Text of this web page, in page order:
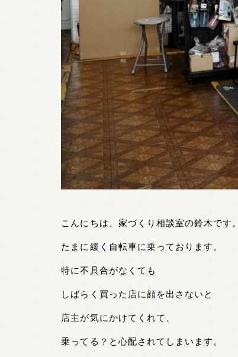
こんにちは、家づくり相談室の鈴木です。
たまに緩く自転車に乗っております。
特に不具合がなくても
しばらく買った店に顔を出さないと
店主が気にかけてくれて、
乗ってる？と心配されてしまいます。